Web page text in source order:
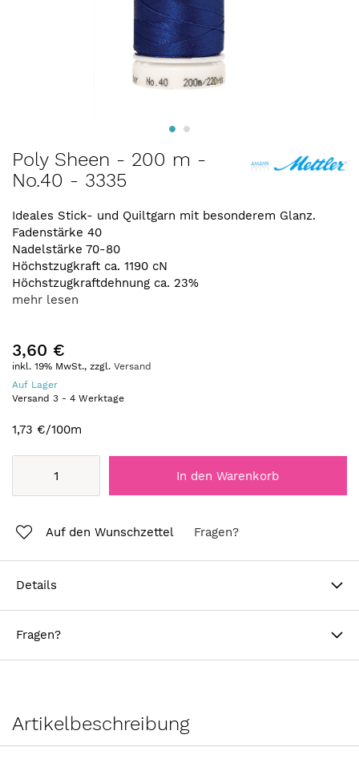
Zum
Anfang
der
springen
Poly Sheen - 200 m -
No.40 - 3335
Ideales Stick- und Quiltgarn mit besonderem Glanz.
Fadenstärke 40
Nadelstärke 70-80
Höchstzugkraft ca. 1190 cN
Höchstzugkraftdehnung ca. 23%
mehr lesen
3,60 €
inkl. 19% MwSt., zzgl. Versand
Auf Lager
Versand 3 - 4 Werktage
1,73 €/100m
In den Warenkorb
Auf den Wunschzettel Fragen?
Details
Fragen?
Artikelbeschreibung